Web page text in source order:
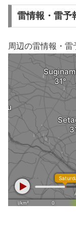
雷情報・雷予
周辺の雷情報・雷